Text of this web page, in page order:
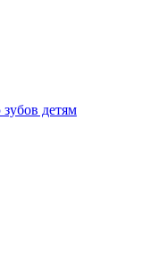
детям